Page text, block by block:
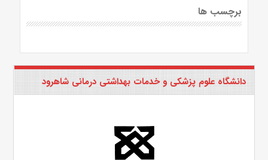
برچسب ها
دانشگاه علوم پزشکی و خدمات بهداشتی درمانی شاهرود